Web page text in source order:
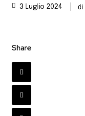
3 Luglio 2024 di
Share